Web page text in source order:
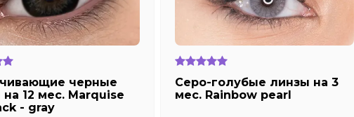
черные
12 мес. Marquise
- gray
Серо-голубые линзы на 3
мес. Rainbow pearl